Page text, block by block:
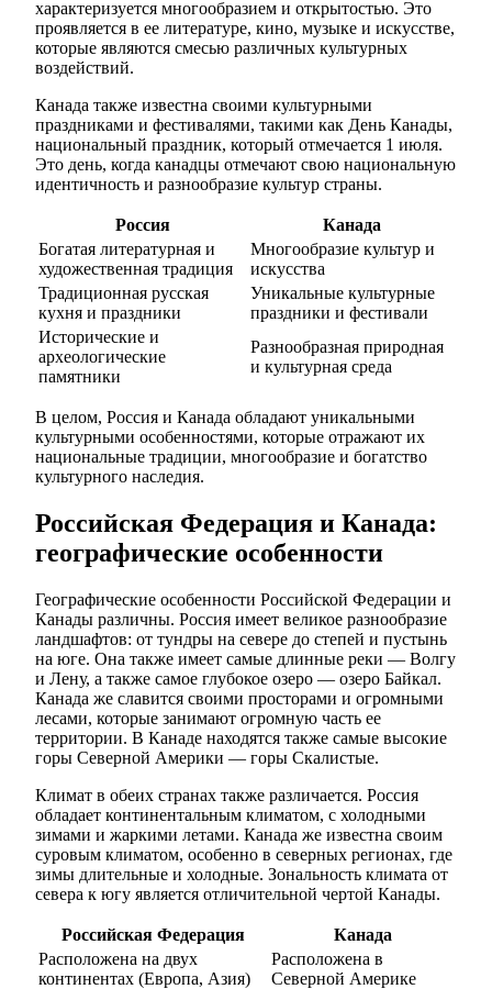
характеризуется многообразием и открытостью. Это
проявляется в ее литературе, кино, музыке и искусстве,
которые являются смесью различных культурных
воздействий.
Канада также известна своими культурными
праздниками и фестивалями, такими как День Канады,
национальный праздник, который отмечается 1 июля.
Это день, когда канадцы отмечают свою национальную
идентичность и разнообразие культур страны.
Россия
Канада
Богатая литературная и
художественная традиция
Многообразие культур и
искусства
Традиционная русская
кухня и праздники
Уникальные культурные
праздники и фестивали
Исторические и
археологические
памятники
Разнообразная природная
и культурная среда
В целом, Россия и Канада обладают уникальными
культурными особенностями, которые отражают их
национальные традиции, многообразие и богатство
культурного наследия.
Российская Федерация и Канада:
географические особенности
Географические особенности Российской Федерации и
Канады различны. Россия имеет великое разнообразие
ландшафтов: от тундры на севере до степей и пустынь
на юге. Она также имеет самые длинные реки — Волгу
и Лену, а также самое глубокое озеро — озеро Байкал.
Канада же славится своими просторами и огромными
лесами, которые занимают огромную часть ее
территории. В Канаде находятся также самые высокие
горы Северной Америки — горы Скалистые.
Климат в обеих странах также различается. Россия
обладает континентальным климатом, с холодными
зимами и жаркими летами. Канада же известна своим
суровым климатом, особенно в северных регионах, где
зимы длительные и холодные. Зональность климата от
севера к югу является отличительной чертой Канады.
Российская Федерация
Канада
Расположена на двух
континентах (Европа, Азия)
Расположена в
Северной Америке